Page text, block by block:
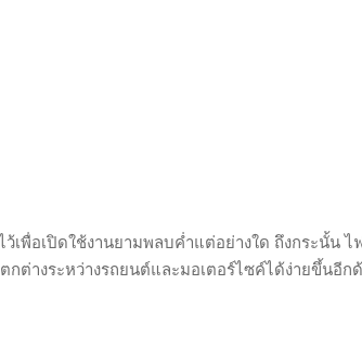
เพื่อเปิดใช้งานยามพลบค่ำแต่อย่างใด ถึงกระนั้น ไ
างระหว่างรถยนต์และมอเตอร์ไซค์ได้ง่ายขึ้นอีก